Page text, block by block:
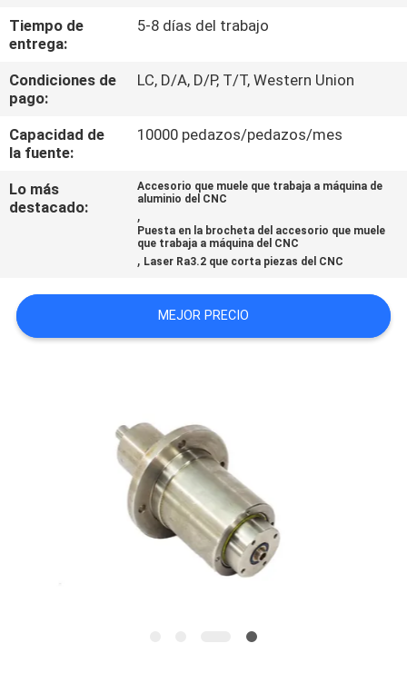
CONTACTA
CON
NOSOTROS
NOTICIAS
SOLICITAR
MAPA
DEL
PRIVACIDAD
Tiempo de
entrega:
5-8 días del trabajo
Condiciones de
pago:
LC, D/A, D/P, T/T, Western Union
Capacidad de
la fuente:
10000 pedazos/pedazos/mes
Lo más
destacado:
Accesorio que muele que trabaja a máquina de
aluminio del CNC
,
Puesta en la brocheta del accesorio que muele
que trabaja a máquina del CNC
, Laser Ra3.2 que corta piezas del CNC
MEJOR PRECIO